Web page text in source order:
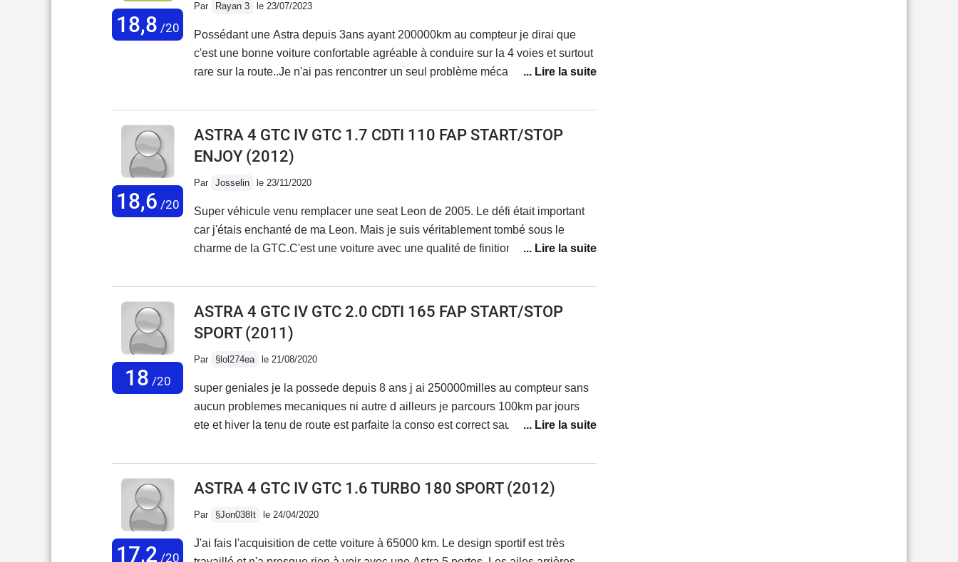
18,8 /20
Par Rayan 3 le 23/07/2023
Possédant une Astra depuis 3ans ayant 200000km au compteur je dirai que
c'est une bonne voiture confortable agréable à conduire sur la 4 voies et surtout
rare sur la route..Je n'ai pas rencontrer un seul problème mécanique à part le
devait lui trouver deux défauts je dirait le poids et les angles morts.
18,6 /20
ASTRA 4 GTC IV GTC 1.7 CDTI 110 FAP START/STOP
ENJOY (2012)
Par Josselin le 23/11/2020
Super véhicule venu remplacer une seat Leon de 2005. Le défi était important
car j'étais enchanté de ma Leon. Mais je suis véritablement tombé sous le
charme de la GTC.C'est une voiture avec une qualité de finition très bonne. Elle
d'ambiance déjà...Seul hic, c'est peut être bien la fragilité de sa peinture.Etant
commercial, avec une Clio 4 la semaine, c'était toujours un régal de la retrouver
18 /20
ASTRA 4 GTC IV GTC 2.0 CDTI 165 FAP START/STOP
SPORT(2011)
Par §lol274ea le 21/08/2020
super geniales je la possede depuis 8 ans j ai 250000milles au compteur sans
aucun problemes mecaniques ni autre d ailleurs je parcours 100km par jours
ete et hiver la tenu de route est parfaite la conso est correct sauf si on joue un
faible l eclairages la nuit et le confort sur grand trajet un peu raide pour un vieux
comme moi mdr
17,2 /20
ASTRA 4 GTC IV GTC 1.6 TURBO 180 SPORT(2012)
Par §Jon038It le 24/04/2020
J'ai fais l'acquisition de cette voiture à 65000 km. Le design sportif est très